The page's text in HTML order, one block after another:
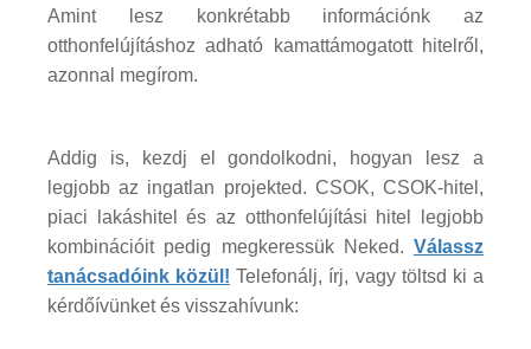
Amint lesz konkrétabb információnk az
otthonfelújításhoz adható kamattámogatott hitelről,
azonnal megírom.
Addig is, kezdj el gondolkodni, hogyan lesz a
legjobb az ingatlan projekted. CSOK, CSOK-hitel,
piaci lakáshitel és az otthonfelújítási hitel legjobb
kombinációit pedig megkeressük Neked. Válassz
tanácsadóink közül! Telefonálj, írj, vagy töltsd ki a
kérdőívünket és visszahívunk: